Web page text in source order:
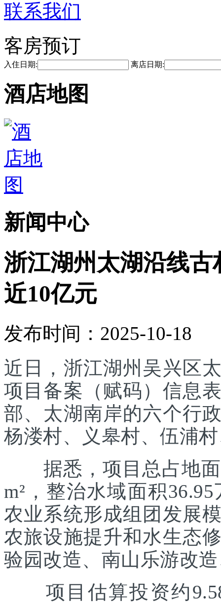
联系我们
客房预订
入住日期: 离店日期:
酒店地图
新闻中心
浙江湖州太湖沿线
近10亿元
发布时间：2025-10-18
近日，浙江湖州吴兴区
项目备案（赋码）信息
部、太湖南岸的六个行
杨溇村、义皋村、伍浦
据悉，项目总占地面
m²，整治水域面积
农业系统形成组团发展
农旅设施提升和水生态
验园改造、南山乐游改
项目估算投资约9.58